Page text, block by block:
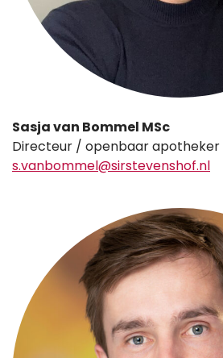
Sasja van Bommel MSc
Directeur / openbaar apotheker
s.vanbommel@sirstevenshof.nl